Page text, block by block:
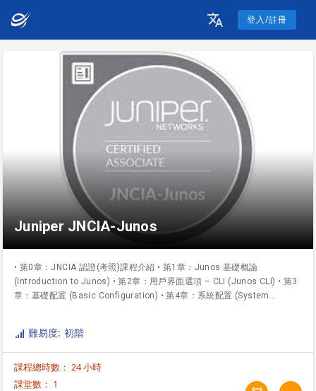
登入/註冊
Juniper JNCIA-Junos
• 第0章：JNCIA 認證(考照)課程介紹 • 第1章：Junos 基礎概論
(Introduction to Junos) • 第2章：用戶界面選項 – CLI (Junos CLI) • 第3
章：基礎配置 (Basic Configuration) • 第4章：系統配置 (System
Policy) • 第8章：防火牆過濾器 (Firewall Filters) • 附錄A：IPv6 基本原理
(IPv6 Fundamentals) • 附錄B：用戶界面選項 – J-Web (GUI) • 附錄C：差
異化服務等級 (Class of Service) 課程大綱
難易度: 初階
課程總時數： 24 小時
課堂數： 1